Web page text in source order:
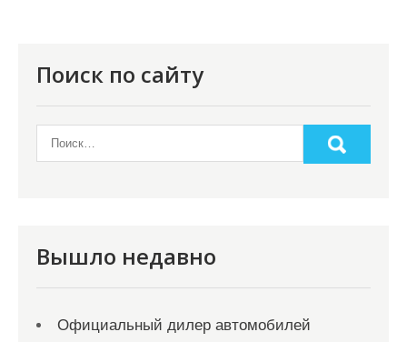
Поиск по сайту
Вышло недавно
Официальный дилер автомобилей